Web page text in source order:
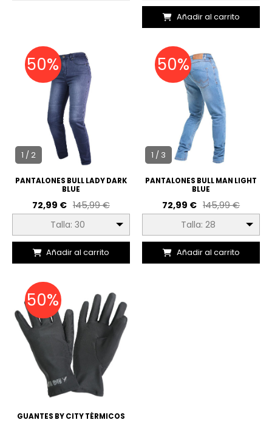
Añadir al carrito
1 / 2
PANTALONES BULL LADY DARK
BLUE
145,99 €
72,99 €
Talla: 30
Añadir al carrito
50%
1 / 3
PANTALONES BULL MAN LIGHT
BLUE
145,99 €
72,99 €
Talla: 28
Añadir al carrito
50%
GUANTES BY CITY TÉRMICOS
50%